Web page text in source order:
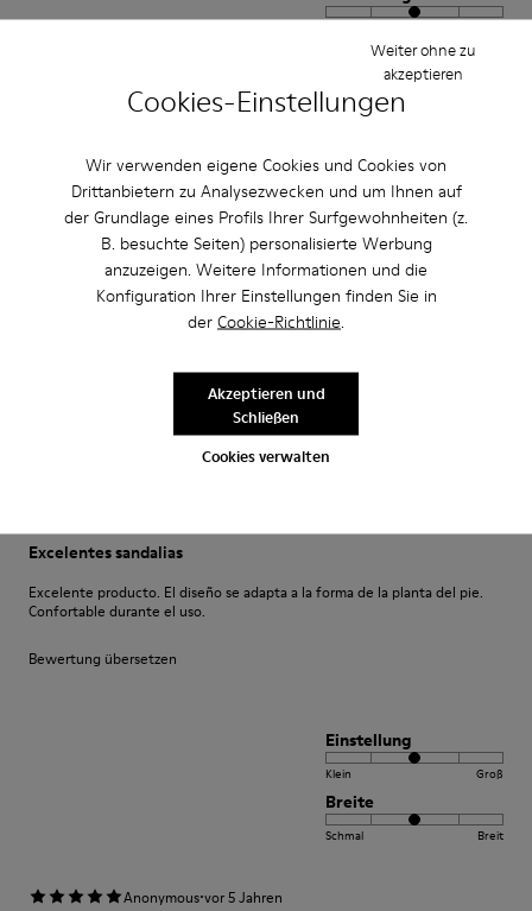
Cookies-Einstellungen
Wir verwenden eigene Cookies und Cookies von
Drittanbietern zu Analysezwecken und um Ihnen auf
der Grundlage eines Profils Ihrer Surfgewohnheiten (z.
B. besuchte Seiten) personalisierte Werbung
anzuzeigen. Weitere Informationen und die
Konfiguration Ihrer Einstellungen finden Sie in
der Cookie-Richtlinie.
Cookies verwalten
Weiter ohne zu
akzeptieren
Akzeptieren und
Schließen
Breite
Good for summer around the house
Comfortable alternative to my wool Wabi for the summer. I use them as
sleepers. Fit good from the start with no break in period.
Bewertung übersetzen
Einstellung
Schmal
Excelentes sandalias
Excelente producto. El diseño se adapta a la forma de la planta del pie.
Confortable durante el uso.
Bewertung übersetzen
Einstellung
Klein Groß
Breite
Schmal Breit
Anonymous·vor 5 Jahren